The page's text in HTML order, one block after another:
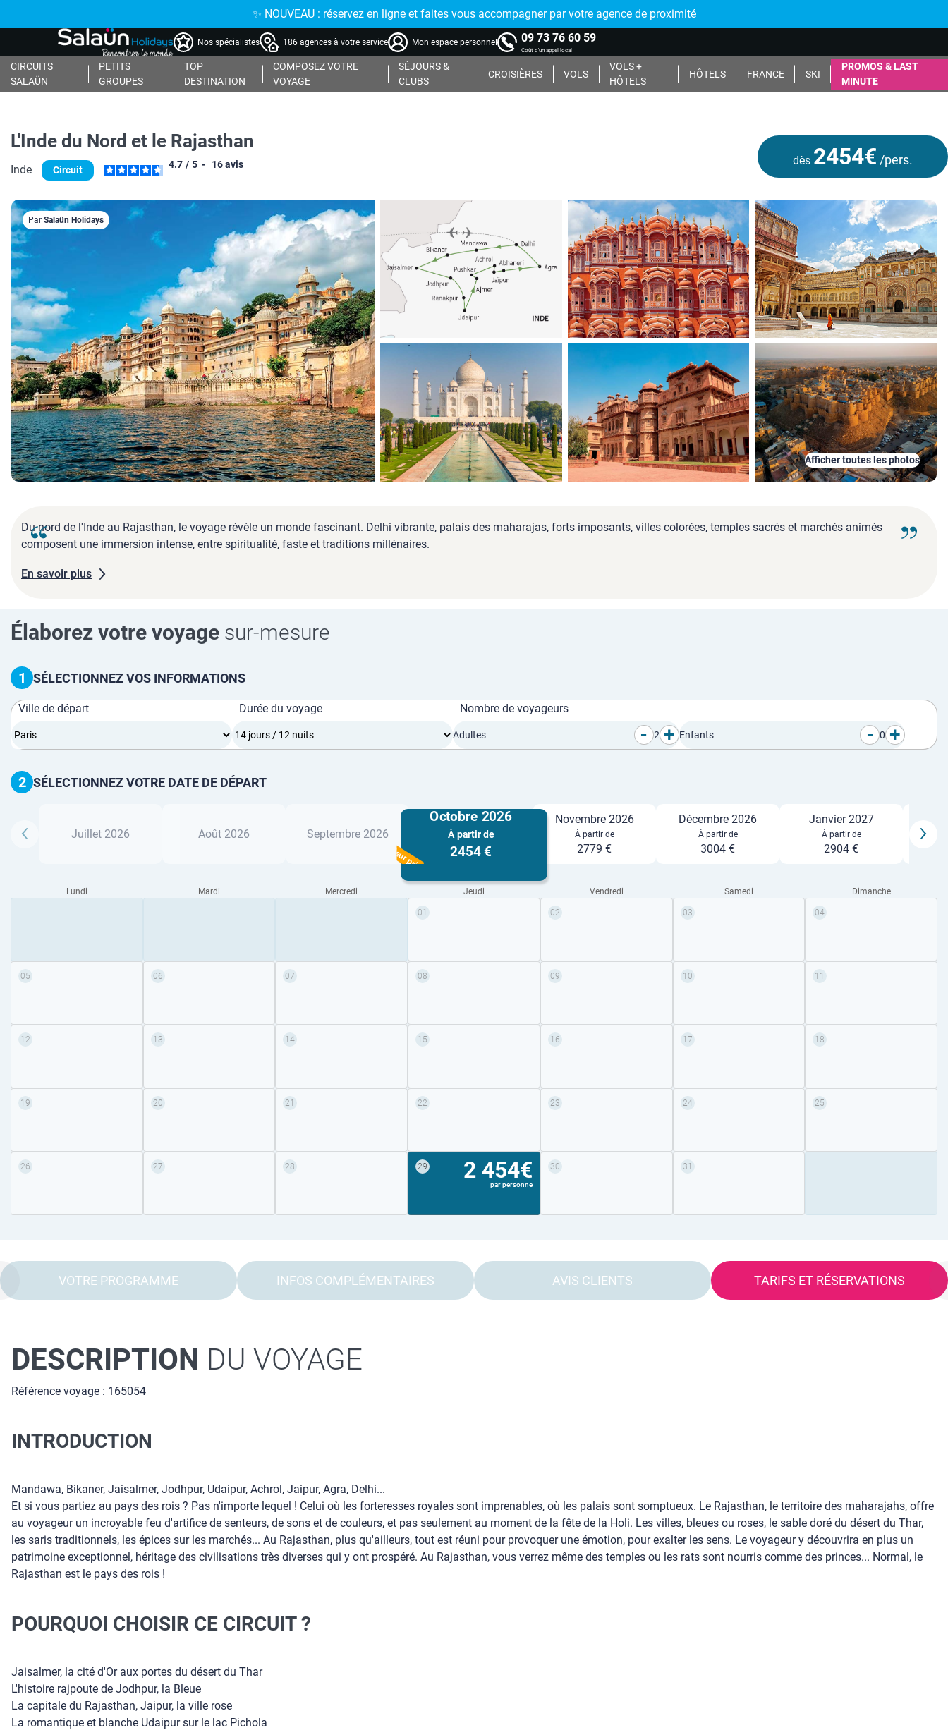
✨ NOUVEAU : réservez en ligne et faites vous accompagner par votre agence de proximité
Nos spécialistes 186 agences à votre service Mon espace personnel 09 73 76 60 59
Coût d'un appel local
CIRCUITS
SALAÜN
PETITS
GROUPES
TOP
DESTINATION
COMPOSEZ VOTRE
VOYAGE
SÉJOURS &
CLUBS
CROISIÈRES VOLS
VOLS +
HÔTELS
HÔTELS FRANCE SKI
PROMOS & LAST
MINUTE
dès 2454€ /pers.
L'Inde du Nord et le Rajasthan
Inde Circuit 4.7 / 5 - 16avis
Afficher toutes les photos
Par Salaün Holidays
Du nord de l'Inde au Rajasthan, le voyage révèle un monde fascinant. Delhi vibrante, palais des maharajas, forts imposants, villes colorées, temples sacrés et marchés animés
composent une immersion intense, entre spiritualité, faste et traditions millénaires.
En savoir plus
Élaborez votre voyage sur-mesure
1 SÉLECTIONNEZ VOS INFORMATIONS
Ville de départ Durée du voyage Nombre de voyageurs
Adultes - 2 + Enfants - 0 +
2 SÉLECTIONNEZ VOTRE DATE DE DÉPART
Juillet 2026 Août 2026 Septembre 2026
Octobre 2026
À partir de
2454 €
Meilleur prix
Novembre 2026
À partir de
2779 €
Décembre 2026
À partir de
3004 €
Janvier 2027
À partir de
2904 €
Lundi Mardi Mercredi Jeudi Vendredi Samedi Dimanche
01 02 03 04
05 06 07 08 09 10 11
12 13 14 15 16 17 18
19 20 21 22 23 24 25
26 27 28 29 2 454€
par personne
30 31
VOTRE PROGRAMME INFOS COMPLÉMENTAIRES AVIS CLIENTS TARIFS ET RÉSERVATIONS
DESCRIPTION DU VOYAGE
Référence voyage : 165054
INTRODUCTION
Mandawa, Bikaner, Jaisalmer, Jodhpur, Udaipur, Achrol, Jaipur, Agra, Delhi...
Et si vous partiez au pays des rois ? Pas n'importe lequel ! Celui où les forteresses royales sont imprenables, où les palais sont somptueux. Le Rajasthan, le territoire des maharajahs, offre
au voyageur un incroyable feu d'artifice de senteurs, de sons et de couleurs, et pas seulement au moment de la fête de la Holi. Les villes, bleues ou roses, le sable doré du désert du Thar,
les saris traditionnels, les épices sur les marchés... Au Rajasthan, plus qu'ailleurs, tout est réuni pour provoquer une émotion, pour exalter les sens. Le voyageur y découvrira en plus un
patrimoine exceptionnel, héritage des civilisations très diverses qui y ont prospéré. Au Rajasthan, vous verrez même des temples ou les rats sont nourris comme des princes... Normal, le
Rajasthan est le pays des rois !
POURQUOI CHOISIR CE CIRCUIT ?
Jaisalmer, la cité d'Or aux portes du désert du Thar
L'histoire rajpoute de Jodhpur, la Bleue
La capitale du Rajasthan, Jaipur, la ville rose
La romantique et blanche Udaipur sur le lac Pichola